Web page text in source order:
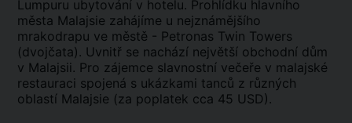
Lumpuru ubytování v hotelu. Prohlídku hlavního
města Malajsie zahájíme u nejznámějšího
mrakodrapu ve městě - Petronas Twin Towers
(dvojčata). Uvnitř se nachází největší obchodní dům
v Malajsii. Pro zájemce slavnostní večeře v malajské
restauraci spojená s ukázkami tanců z různých
oblastí Malajsie (za poplatek cca 45 USD).